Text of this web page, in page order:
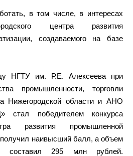
в том числе, в интересах
центра развития
создаваемого на базе
НГТУ им. Р.Е. Алексеева при
промышленности, торговли
Нижегородской области и АНО
стал победителем конкурса
развития промышленной
получил наивысший балл, а объем
составил 295 млн рублей.